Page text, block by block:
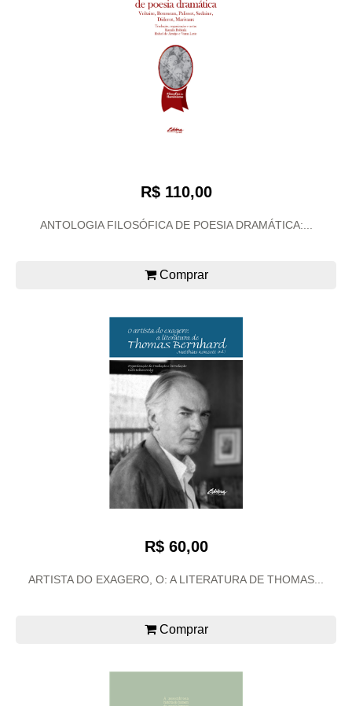
R$ 110,00
ANTOLOGIA FILOSÓFICA DE POESIA DRAMÁTICA:...
Comprar
R$ 60,00
ARTISTA DO EXAGERO, O: A LITERATURA DE THOMAS...
Comprar